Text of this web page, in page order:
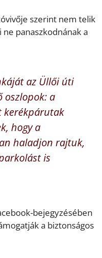
szerint nem telik
panaszkodnának a
az Üllői úti
oszlopok: a
kerékpárutak
hogy a
haladjon rajtuk,
is
bejegyzésében
a biztonságos